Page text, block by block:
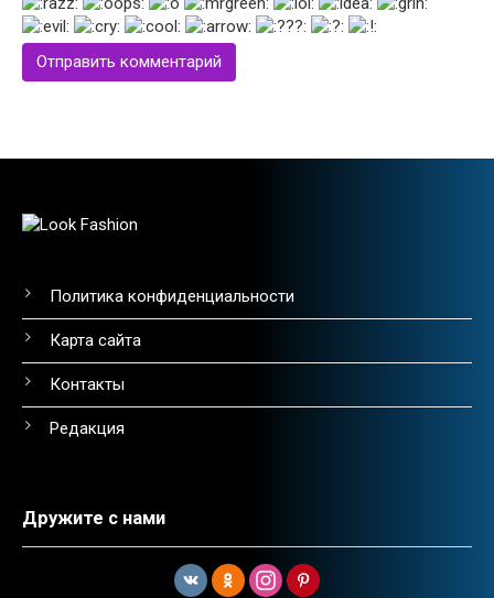
Политика конфиденциальности
Карта сайта
Контакты
Редакция
Дружите с нами